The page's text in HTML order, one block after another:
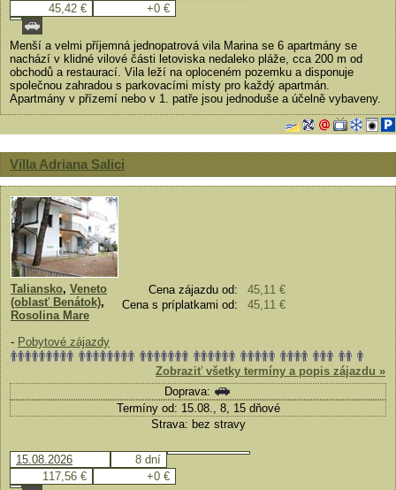
45,42 €
+0 €
Menší a velmi příjemná jednopatrová vila Marina se 6 apartmány se
nachází v klidné vilové části letoviska nedaleko pláže, cca 200 m od
obchodů a restaurací. Vila leží na oploceném pozemku a disponuje
společnou zahradou s parkovacími místy pro každý apartmán.
Apartmány v přízemí nebo v 1. patře jsou jednoduše a účelně vybaveny.
Villa Adriana Salici
Cena zájazdu od:
45,11 €
Cena s príplatkami od:
45,11 €
Taliansko, Veneto
(oblasť Benátok),
Rosolina Mare
- Pobytové zájazdy
Zobraziť všetky termíny a popis zájazdu »
Doprava:
Termíny od: 15.08., 8, 15 dňové
Strava: bez stravy
15.08.2026
8 dní
117,56 €
+0 €